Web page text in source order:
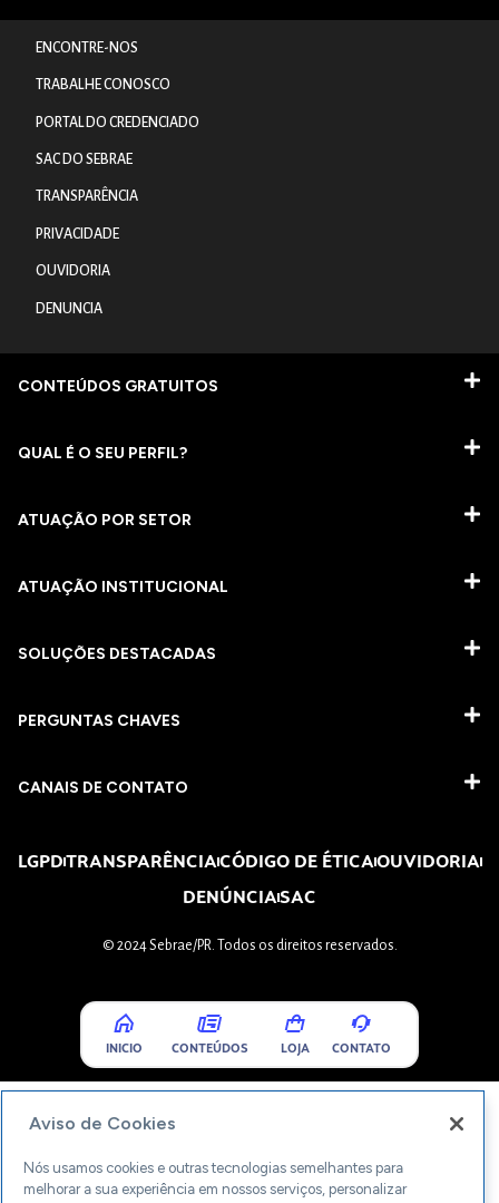
ENCONTRE-NOS
TRABALHE CONOSCO
PORTAL DO CREDENCIADO
SAC DO SEBRAE
TRANSPARÊNCIA
PRIVACIDADE
OUVIDORIA
DENUNCIA
CONTEÚDOS GRATUITOS
QUAL É O SEU PERFIL?
ATUAÇÃO POR SETOR
ATUAÇÃO INSTITUCIONAL
SOLUÇÕES DESTACADAS
PERGUNTAS CHAVES​
CANAIS DE CONTATO
LGPDTRANSPARÊNCIACÓDIGO DE ÉTICAOUVIDORIA
DENÚNCIASAC
© 2024 Sebrae/PR. Todos os direitos reservados.
INICIO CONTEÚDOS LOJA CONTATO
Aviso de Cookies
Nós usamos cookies e outras tecnologias semelhantes para
melhorar a sua experiência em nossos serviços, personalizar